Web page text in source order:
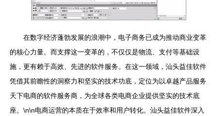
在数字经济蓬勃发展的浪潮中，电子商务已成为推动商业变革
的核心力量。而支撑这一变革的，不仅仅是物流、支付等基础设
施，更有赖于高效、先进的软件服务。在这一领域，汕头益佳软件
凭借其前瞻性的洞察力和坚实的技术功底，定位为以卓越产品服务
天下电商的软件服务商，为全球各类电商企业提供坚实的技术底
座。\n\n电商运营的本质在于效率和用户转化。汕头益佳软件深入